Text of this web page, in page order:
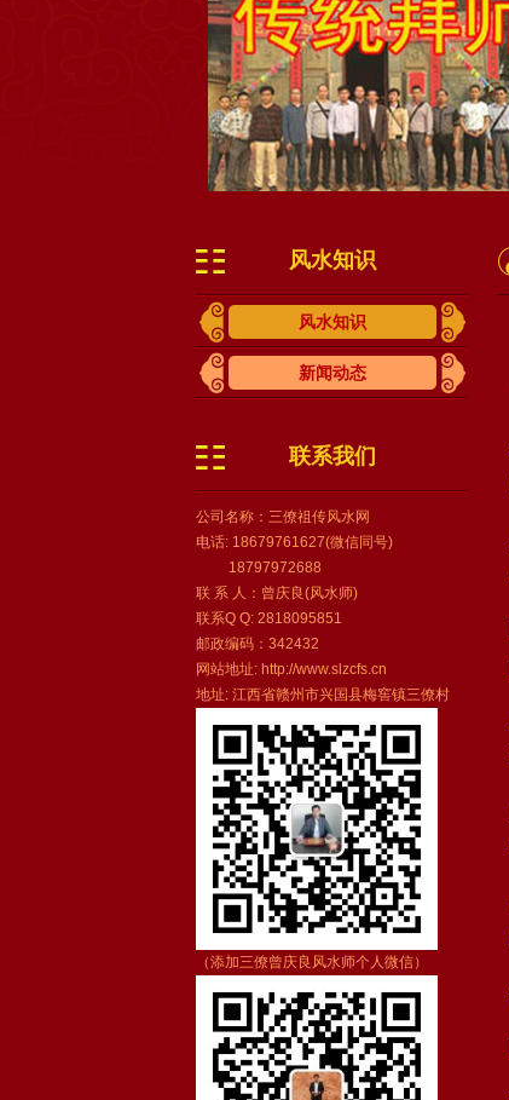
风水知识
风水知识
新闻动态
联系我们
公司名称：三僚祖传风水网
电话: 18679761627(微信同号)
18797972688
联 系 人：曾庆良(风水师)
联系Q Q: 2818095851
邮政编码：342432
网站地址: http://www.slzcfs.cn
地址: 江西省赣州市兴国县梅窖镇三僚村
（添加三僚曾庆良风水师个人微信）